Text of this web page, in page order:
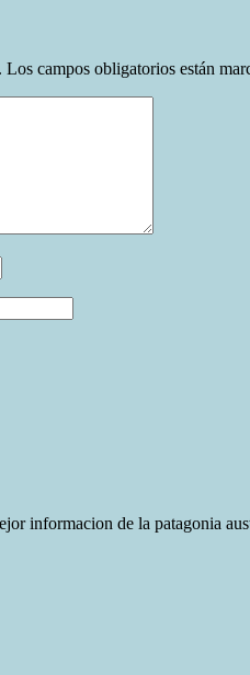
Los campos obligatorios están
informacion de la patagonia